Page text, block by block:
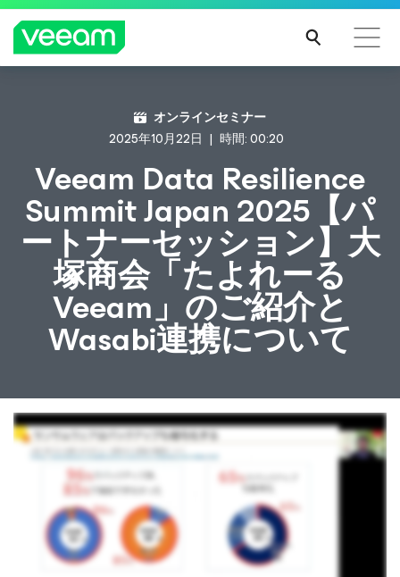
CrowdStrikeのコンテンツ更新によって影響を受け
るお客様向けのVeeamのガイダンス
を読
む
オンラインセミナー
2025年10月22日
時間: 00:20
Veeam Data Resilience
Summit Japan 2025【パ
ートナーセッション】大
塚商会「たよれーる
Veeam」のご紹介と
Wasabi連携について